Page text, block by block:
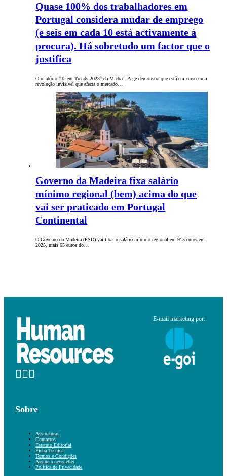
Quase 100% dos trabalhadores em
Portugal considera mudar de emprego
(e seis em cada 10 está activamente à
procura). Há sobretudo um factor que o
justifica
O relatório “Talent Trends 2023“ da Michael Page demonstra que está em curso uma
revolução invisível que afecta o mercado…
Governo da Madeira fixa salário
mínimo regional (bem) acima do que
vai ser praticado em Portugal
Continental
O Governo da Madeira (PSD) vai fixar o salário mínimo regional em 915 euros em
2025, mais 65 euros do…
E-mail marketing por:
Sobre
Assinaturas
Contactos
Estatuto Editorial
Ficha Técnica
Termos e Condições
Assine a newsletter
Política de Privacidade